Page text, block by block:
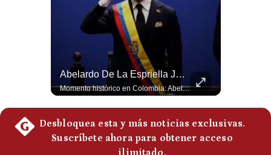
Preguntas
Frecuentes
Abelardo De La Espriella Juramenta Como Nuevo Presidente | Gestión Mundo
Momento histórico en Colombia: Abelardo de la Espriella prestó juramento y recibió la banda presidencial en la Arena USC de Cali, convirtiéndose oficialmente en el nuevo Presidente de la República para el periodo 2026-2030. Por primera vez en la historia reciente del país, la investidura presidencial se celebró fuera de Bogotá. ¿Qué opinas del inicio de este nuevo mandato constitucional? #DeLaEspriella #Colombia #PosesionPresidencial #Cali #Shorts 👉 Suscríbete y activa la campana para no perderte nuestro análisis diario. 🌎 Síguenos en nuestras redes sociales: 📌 Web oficial: https://gestion.pe/mundo/ 📌 LinkedIn: http://bit.ly/3HYIET0 📌 X (Twitter): http://bit.ly/4noZtX9 📌 TikTok: http://bit.ly/4evB6TO